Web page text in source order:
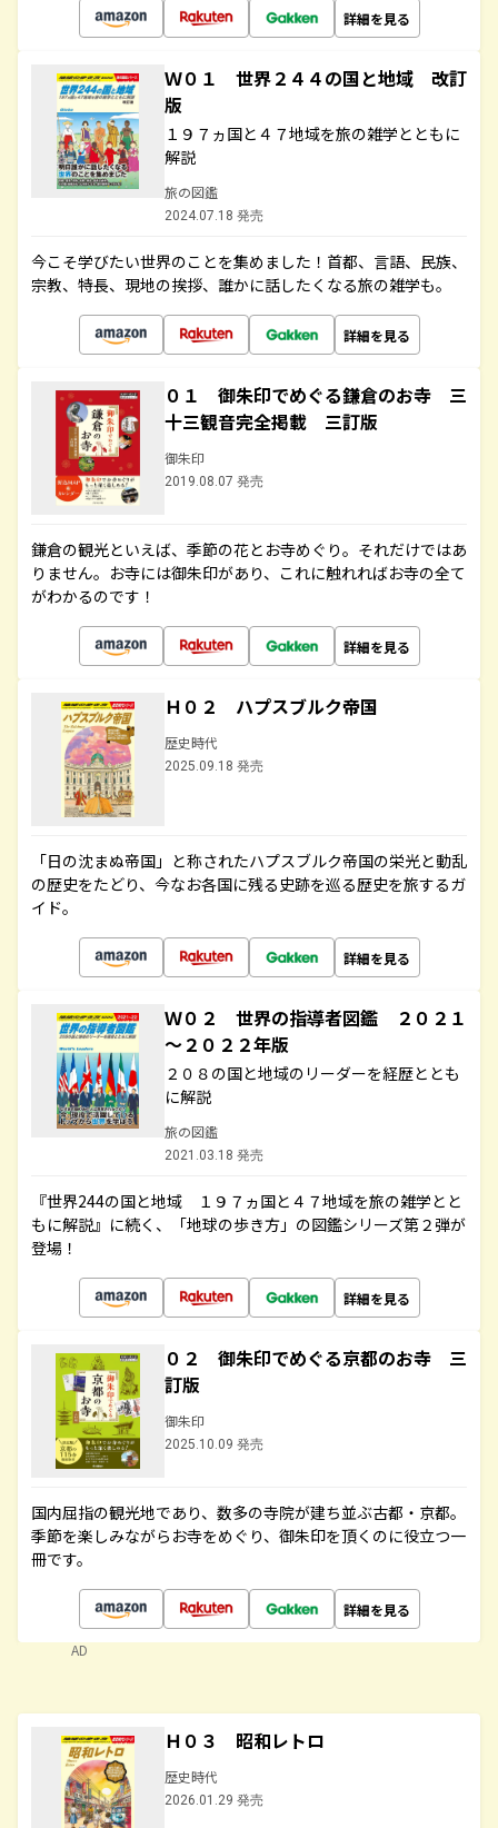
詳細を見る
Ｗ０１ 世界２４４の国と地域 改訂
版
１９７ヵ国と４７地域を旅の雑学とともに
解説
旅の図鑑
2024.07.18 発売
今こそ学びたい世界のことを集めました！首都、言語、民族、
宗教、特長、現地の挨拶、誰かに話したくなる旅の雑学も。
詳細を見る
０１ 御朱印でめぐる鎌倉のお寺 三
十三観音完全掲載 三訂版
御朱印
2019.08.07 発売
鎌倉の観光といえば、季節の花とお寺めぐり。それだけではあ
りません。お寺には御朱印があり、これに触れればお寺の全て
がわかるのです！
詳細を見る
Ｈ０２ ハプスブルク帝国
歴史時代
2025.09.18 発売
「日の沈まぬ帝国」と称されたハプスブルク帝国の栄光と動乱
の歴史をたどり、今なお各国に残る史跡を巡る歴史を旅するガ
イド。
詳細を見る
Ｗ０２ 世界の指導者図鑑 ２０２１
～２０２２年版
２０８の国と地域のリーダーを経歴ととも
に解説
旅の図鑑
2021.03.18 発売
『世界244の国と地域 １９７ヵ国と４７地域を旅の雑学とと
もに解説』に続く、「地球の歩き方」の図鑑シリーズ第２弾が
登場！
詳細を見る
０２ 御朱印でめぐる京都のお寺 三
訂版
御朱印
2025.10.09 発売
国内屈指の観光地であり、数多の寺院が建ち並ぶ古都・京都。
季節を楽しみながらお寺をめぐり、御朱印を頂くのに役立つ一
冊です。
詳細を見る
AD
Ｈ０３ 昭和レトロ
歴史時代
2026.01.29 発売